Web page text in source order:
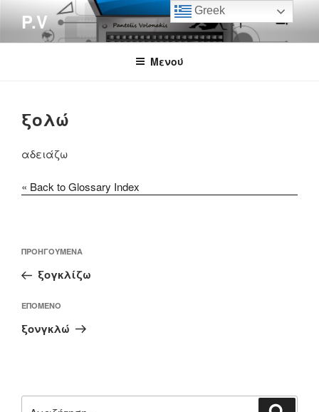
περιεχόμενο
P.V
Μενού
ξολώ
αδειάζω
« Back to Glossary Index
άρθρων
Προηγούμενο
άρθρο
ΠΡΟΗΓΟΎΜΕΝΑ
ξογκλίζω
Επόμενο
άρθρο
ΕΠΌΜΕΝΟ
ξονγκλώ
Greek